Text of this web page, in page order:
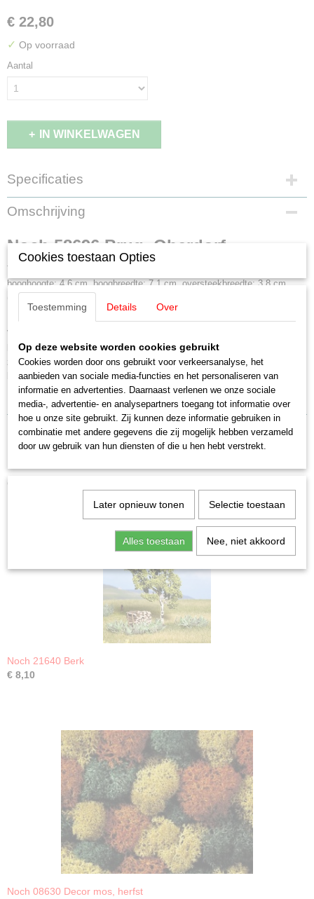
€ 22,80
✓ Op voorraad
Aantal
IN WINKELWAGEN
Specificaties
EAN code
4007246586967
H0 (1:87)
Nieuw
Omschrijving
Noch 58696 Brug, Oberdorf
Totale hoogte: 7,8 cm, totale breedte: 5,8 cm, totale lengte: 15,7 cm,
booghoogte: 4,6 cm, boogbreedte: 7,1 cm, oversteekbreedte: 3,8 cm
De stabiele Obersdorf rug kan rivieren, kanalen en dalen overbruggen.
Voetgangers, fietsers maar ook tractoren en auto's kunne nde 3,8 cm
breedte overbruggen. Hardschuim kan heel eenvoudug met een mesje of
zaag aan de inbouwsituatie worden aangepast en met acryl verf
beschilderd.
Ook interessant
Noch 21640 Berk
€ 8,10
Noch 08630 Decor mos, herfst
Cookies toestaan Opties
Toestemming Details Over
Op deze website worden cookies gebruikt
Cookies worden door ons gebruikt voor verkeersanalyse, het
aanbieden van sociale media-functies en het personaliseren van
informatie en advertenties. Daarnaast verlenen we onze sociale
media-, advertentie- en analysepartners toegang tot informatie over
hoe u onze site gebruikt. Zij kunnen deze informatie gebruiken in
combinatie met andere gegevens die zij mogelijk hebben verzameld
door uw gebruik van hun diensten of die u hen hebt verstrekt.
Later opnieuw tonen Selectie toestaan
Alles toestaan Nee, niet akkoord